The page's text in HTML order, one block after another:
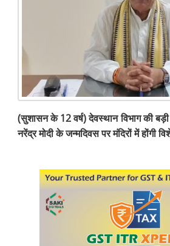
(सुशासन के 12 वर्ष) देवस्थान विभाग की बड़ी
नरेंद्र मोदी के जन्मदिवस पर मंदिरों में होंगी